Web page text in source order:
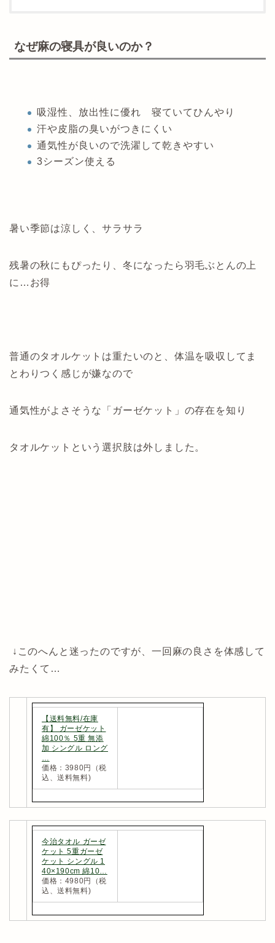
なぜ麻の寝具が良いのか？
吸湿性、放出性に優れ 寝ていてひんやり
汗や皮脂の臭いがつきにくい
通気性が良いので洗濯して乾きやすい
3シーズン使える
暑い季節は涼しく、サラサラ
残暑の秋にもぴったり、冬になったら羽毛ぶとんの上
に…お得
普通のタオルケットは重たいのと、体温を吸収してま
とわりつく感じが嫌なので
通気性がよさそうな「ガーゼケット」の存在を知り
タオルケットという選択肢は外しました。
↓このへんと迷ったのですが、一回麻の良さを体感して
みたくて…
【送料無料/在庫
有】 ガーゼケット
綿100％ 5重 無添
加 シングル ロング
…
価格：3980円（税
込、送料無料)
今治タオル ガーゼ
ケット 5重ガーゼ
ケット シングル 1
40×190cm 綿10…
価格：4980円（税
込、送料無料)